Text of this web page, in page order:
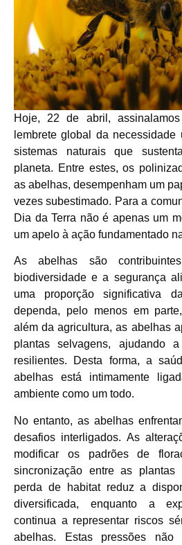
Hoje, 22 de abril,
lembrete global da
sistemas naturais que
planeta. Entre estes, os
as abelhas, desempenham um
vezes subestimado. Para a
Dia da Terra não é apenas um
um apelo à ação fundamentado
As abelhas são
biodiversidade e a segurança
uma proporção significativa
dependa, pelo menos em
além da agricultura, as abelhas
plantas selvagens, ajudando
resilientes. Desta forma, a
abelhas está intimamente
ambiente como um todo.
No entanto, as abelhas
desafios interligados. As
modificar os padrões de
sincronização entre as
perda de habitat reduz a
diversificada, enquanto a
continua a representar riscos
abelhas. Estas pressões não